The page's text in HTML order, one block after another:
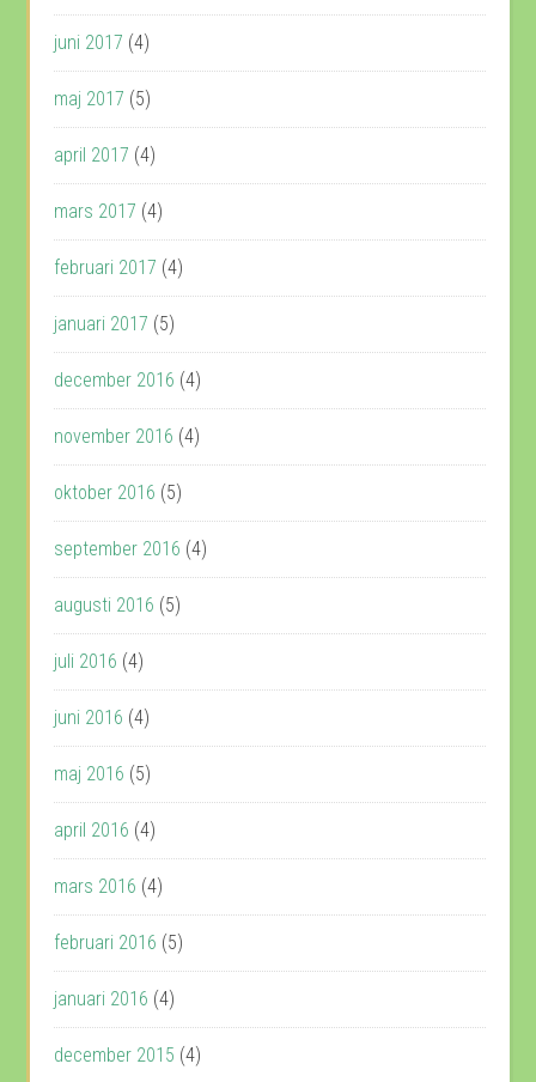
juni 2017 (4)
maj 2017 (5)
april 2017 (4)
mars 2017 (4)
februari 2017 (4)
januari 2017 (5)
december 2016 (4)
november 2016 (4)
oktober 2016 (5)
september 2016 (4)
augusti 2016 (5)
juli 2016 (4)
juni 2016 (4)
maj 2016 (5)
april 2016 (4)
mars 2016 (4)
februari 2016 (5)
januari 2016 (4)
december 2015 (4)